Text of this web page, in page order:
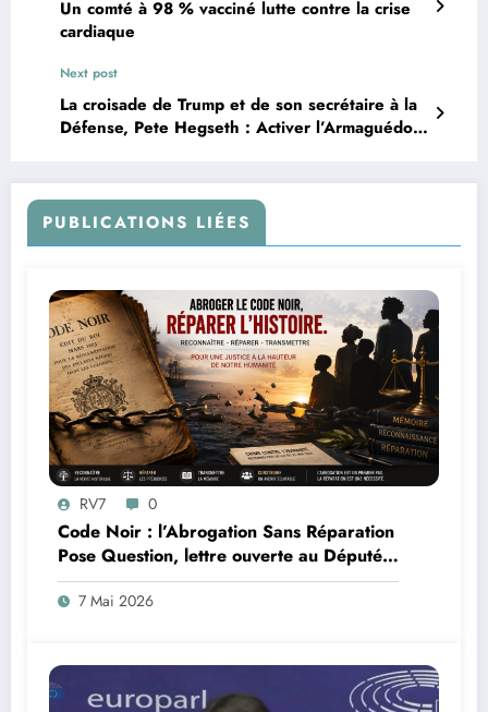
Un comté à 98 % vacciné lutte contre la crise
cardiaque
Next post
La croisade de Trump et de son secrétaire à la
Défense, Pete Hegseth : Activer l’Armaguédon
PUBLICATIONS LIÉES
RV7 0
Code Noir : l’Abrogation Sans Réparation
Pose Question, lettre ouverte au Député
Max Mathiasin
7 Mai 2026